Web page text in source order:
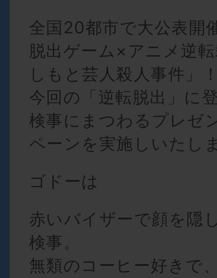
全国20都市で大公表開
脱出ゲーム×アニメ逆
しもと芸人殺人事件」
今回の「逆転脱出」に
検事にまつわるプレゼ
ペーンを実施しいたし
ゴドーは
赤いバイザーで顔を隠
検事。
無類のコーヒー好きで